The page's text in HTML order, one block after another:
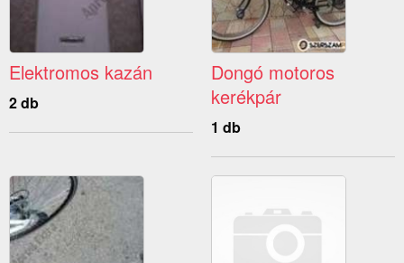
Elektromos kazán
2 db
Dongó motoros
kerékpár
1 db